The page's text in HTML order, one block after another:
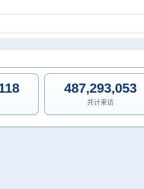
487,293,053
共计来访